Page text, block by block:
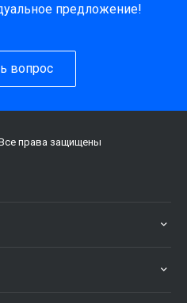
предложение!
вопрос
права защищены